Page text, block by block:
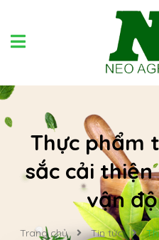
Thực phẩm
sắc cải
vận
Trang chủ Tin tức